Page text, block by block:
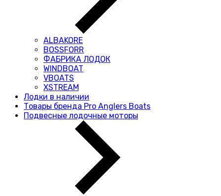
ALBAKORE
BOSSFORR
ФАБРИКА ЛОДОК
WINDBOAT
VBOATS
XSTREAM
Лодки в наличии
Товары бренда Pro Anglers Boats
Подвесные лодочные моторы